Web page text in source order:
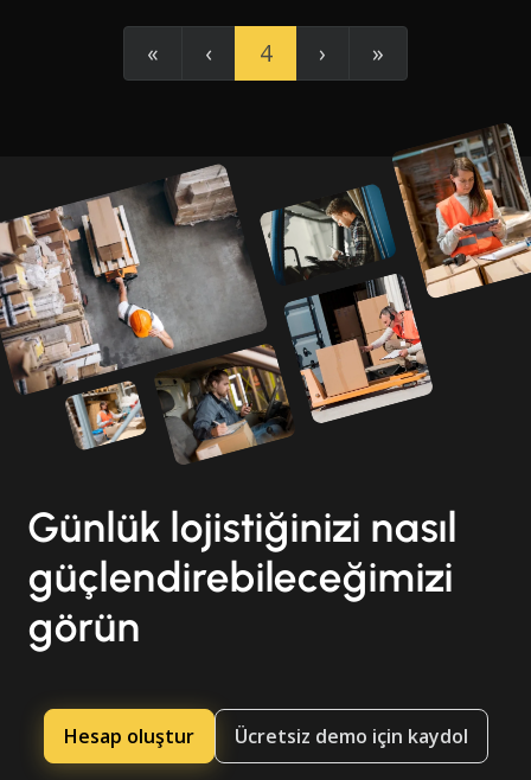
« ‹ 4 › »
Günlük lojistiğinizi nasıl
güçlendirebileceğimizi
görün
Hesap oluştur Ücretsiz demo için kaydol